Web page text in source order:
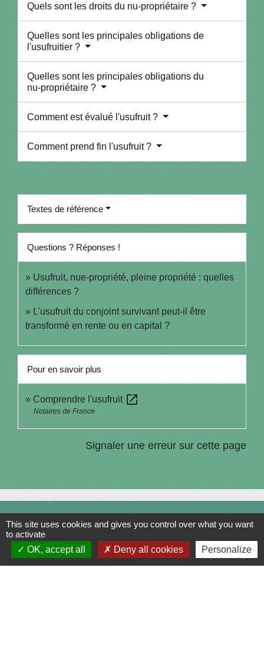
Quels sont les droits du nu-propriétaire ?
Quelles sont les principales obligations de
l'usufruitier ?
Quelles sont les principales obligations du
nu-propriétaire ?
Comment est évalué l'usufruit ?
Comment prend fin l'usufruit ?
Textes de référence
Questions ? Réponses !
Usufruit, nue-propriété, pleine propriété : quelles
différences ?
L'usufruit du conjoint survivant peut-il être
transformé en rente ou en capital ?
Pour en savoir plus
Comprendre l'usufruit open_in_new
Notaires de France
Signaler une erreur sur cette page
Contacts
Commune de Saint-Julien-sur-Bibost
1, Place de la Mairie
This site uses cookies and gives you control over what you want
to activate
OK, accept all
Deny all cookies Personalize